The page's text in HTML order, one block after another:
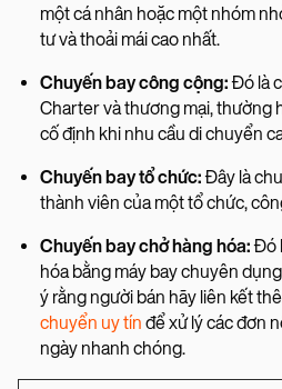
một cá nhân hoặc một nhóm
tư và thoải mái cao nhất.
Chuyến bay công cộng:Đó là
Charter và thương mại, thường
cố định khi nhu cầu di chuyển
Chuyến bay tổ chức:Đây là
thành viên của một tổ chức,
Chuyến bay chở hàng hóa:Đó
hóa bằng máy bay chuyên
ý rằng người bán hãy liên kết
chuyển uy tín để xử lý các đơn
ngày nhanh chóng.